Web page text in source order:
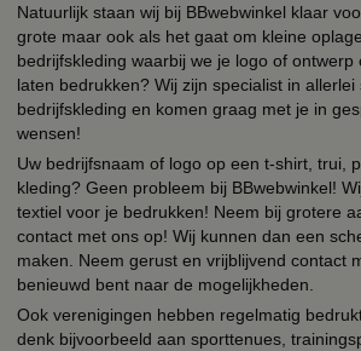
Natuurlijk staan wij bij BBwebwinkel klaar
grote maar ook als het gaat om kleine
bedrijfskleding waarbij we je logo of ontwerp
laten bedrukken? Wij zijn specialist in allerlei
bedrijfskleding en komen graag met je in
wensen!
Uw bedrijfsnaam of logo op een t-shirt, trui,
kleding? Geen probleem bij BBwebwinkel!
textiel voor je bedrukken! Neem bij grotere
contact met ons op! Wij kunnen dan een
maken. Neem gerust en vrijblijvend contact
benieuwd bent naar de mogelijkheden.
Ook verenigingen hebben regelmatig
denk bijvoorbeeld aan sporttenues,